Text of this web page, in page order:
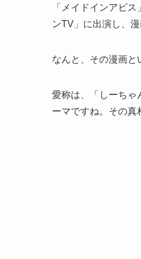
「メイドインアビ
ンTV」に出演し、
なんと、その漫画と
愛称は、「しーちゃ
ーマですね。その真